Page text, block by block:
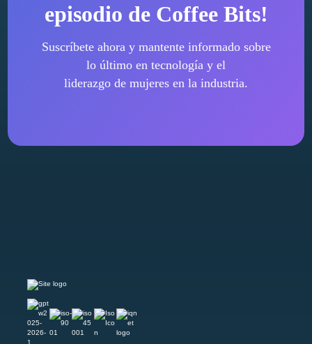
episodio de Coffee Bits!
Suscríbete ahora y mantente informado sobre
lo último en tecnología y el
liderazgo de mujeres en la industria.